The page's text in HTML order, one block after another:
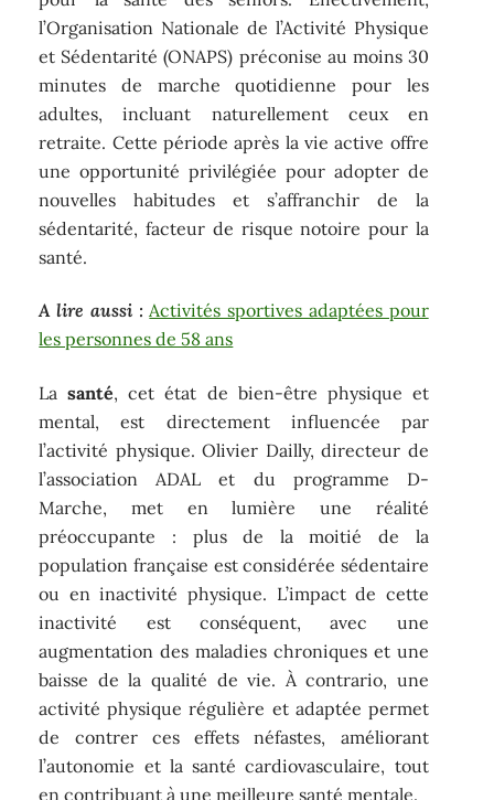
l’Organisation Nationale de l’Activité Physique
et Sédentarité (ONAPS) préconise au moins 30
minutes de marche quotidienne pour les
adultes, incluant naturellement ceux en
retraite. Cette période après la vie active offre
une opportunité privilégiée pour adopter de
nouvelles habitudes et s’affranchir de la
sédentarité, facteur de risque notoire pour la
santé.
A lire aussi : Activités sportives adaptées pour
les personnes de 58 ans
Lasanté, cet état de bien-être physique et
mental, est directement influencée par
l’activité physique. Olivier Dailly, directeur de
l’association ADAL et du programme D-
Marche, met en lumière une réalité
préoccupante : plus de la moitié de la
population française est considérée sédentaire
ou en inactivité physique. L’impact de cette
inactivité est conséquent, avec une
augmentation des maladies chroniques et une
baisse de la qualité de vie. À contrario, une
activité physique régulière et adaptée permet
de contrer ces effets néfastes, améliorant
l’autonomie et la santé cardiovasculaire, tout
en contribuant à une meilleure santé mentale.